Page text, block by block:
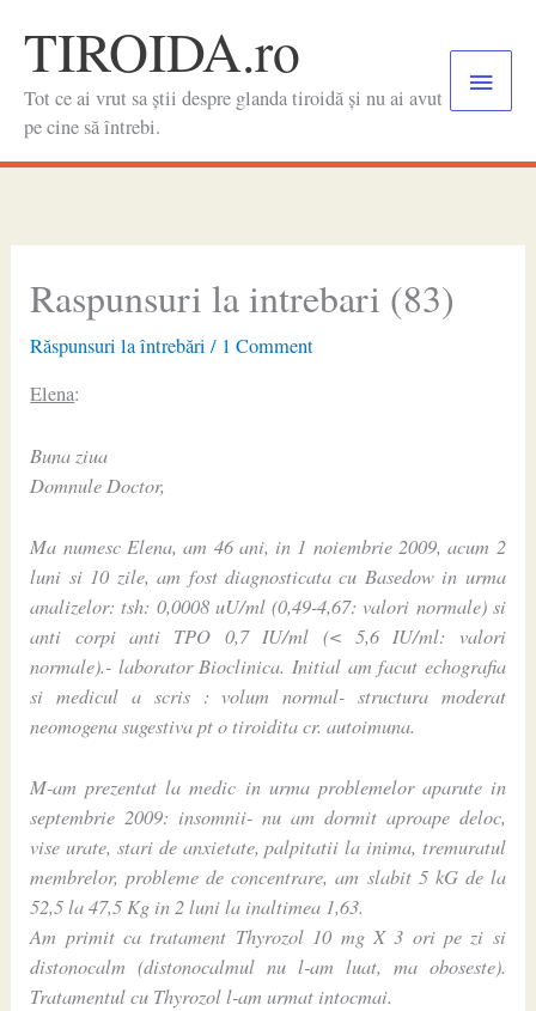
contentTIROIDA.ro
Tot ce ai vrut sa știi despre glanda tiroidă și nu ai avut
pe cine să întrebi.
Main
Raspunsuri la intrebari (83)
Răspunsuri la întrebări / 1 Comment
Elena:
Buna ziua
Domnule Doctor,
Ma numesc Elena, am 46 ani, in 1 noiembrie 2009, acum 2
luni si 10 zile, am fost diagnosticata cu Basedow in urma
analizelor: tsh: 0,0008 uU/ml (0,49-4,67: valori normale) si
anti corpi anti TPO 0,7 IU/ml (< 5,6 IU/ml: valori
normale).- laborator Bioclinica. Initial am facut echografia
si medicul a scris : volum normal- structura moderat
neomogena sugestiva pt o tiroidita cr. autoimuna.
M-am prezentat la medic in urma problemelor aparute in
septembrie 2009: insomnii- nu am dormit aproape deloc,
vise urate, stari de anxietate, palpitatii la inima, tremuratul
membrelor, probleme de concentrare, am slabit 5 kG de la
52,5 la 47,5 Kg in 2 luni la inaltimea 1,63.
Am primit ca tratament Thyrozol 10 mg X 3 ori pe zi si
distonocalm (distonocalmul nu l-am luat, ma oboseste).
Tratamentul cu Thyrozol l-am urmat intocmai.